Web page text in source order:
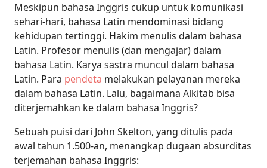
Meskipun bahasa Inggris cukup untuk komunikasi
sehari-hari, bahasa Latin mendominasi bidang
kehidupan tertinggi. Hakim menulis dalam bahasa
Latin. Profesor menulis (dan mengajar) dalam
bahasa Latin. Karya sastra muncul dalam bahasa
Latin. Para pendeta melakukan pelayanan mereka
dalam bahasa Latin. Lalu, bagaimana Alkitab bisa
diterjemahkan ke dalam bahasa Inggris?
Sebuah puisi dari John Skelton, yang ditulis pada
awal tahun 1.500-an, menangkap dugaan absurditas
terjemahan bahasa Inggris: